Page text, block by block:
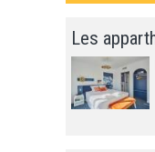
Les